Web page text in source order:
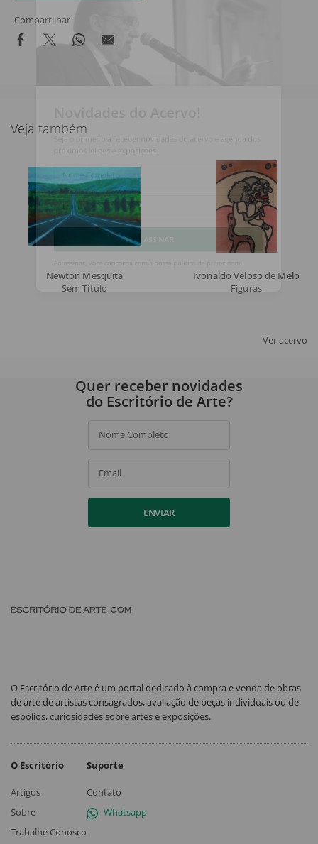
Compartilhar
Veja também
Newton Mesquita
Sem Título
Ivonaldo Veloso de Melo
Figuras
Ver acervo
Nome Completo
Email
Ao assinar, você concorda com a nossa política de privacidade.
Quer receber novidades
do Escritório de Arte?
Nome Completo
Email
ENVIAR
O Escritório de Arte é um portal dedicado à compra e venda de obras
de arte de artistas consagrados, avaliação de peças individuais ou de
espólios, curiosidades sobre artes e exposições.
O Escritório
Artigos
Sobre
Trabalhe Conosco
Suporte
Contato
Whatsapp